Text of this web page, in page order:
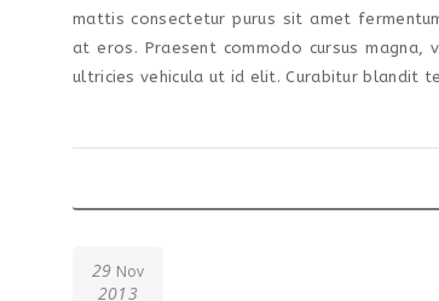
mattis consectetur purus sit amet
at eros. Praesent commodo cursus magna,
ultricies vehicula ut id elit. Curabitur blandit
29 Nov
2013